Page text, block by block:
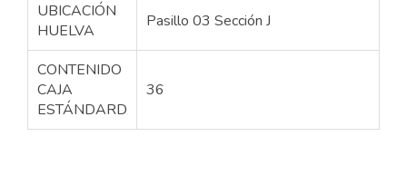
UBICACIÓN
HUELVA
Pasillo 03 Sección J
CONTENIDO
CAJA
ESTÁNDARD
36